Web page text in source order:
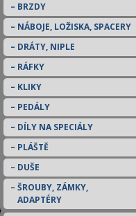
BRZDY
NÁBOJE, LOŽISKA, SPACERY
DRÁTY, NIPLE
RÁFKY
KLIKY
PEDÁLY
DÍLY NA SPECIÁLY
PLÁŠTĚ
DUŠE
ŠROUBY, ZÁMKY,
ADAPTÉRY